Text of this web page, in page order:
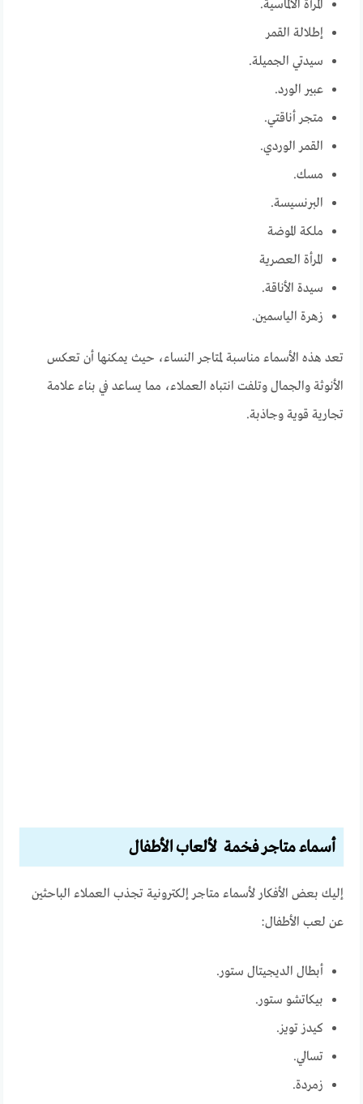
المرأة الألماسية.
إطلالة القمر
سيدتي الجميلة.
عبير الورد.
متجر أناقتي.
القمر الوردي.
مسك.
البرنسيسة.
ملكة الموضة
المرأة العصرية
سيدة الأناقة.
زهرة الياسمين.
تعد هذه الأسماء مناسبة لمتاجر النساء، حيث يمكنها أن تعكس
الأنوثة والجمال وتلفت انتباه العملاء، مما يساعد في بناء علامة
تجارية قوية وجاذبة.
أسماء متاجر فخمة لألعاب الأطفال
إليك بعض الأفكار لأسماء متاجر إلكترونية تجذب العملاء الباحثين
عن لعب الأطفال:
أبطال الديجيتال ستور.
بيكاتشو ستور.
كيدز تويز.
تسالي.
زمردة.